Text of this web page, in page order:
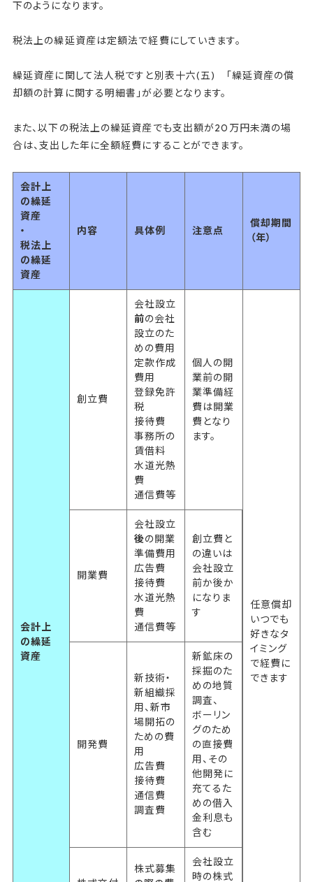
下のようになります。
税法上の繰延資産は定額法で経費にしていきます。
繰延資産に関して法人税ですと別表十六(五) 「繰延資産の償
却額の計算に関する明細書」が必要となります。
また、以下の税法上の繰延資産でも支出額が20万円未満の場
合は、支出した年に全額経費にすることができます。
会計上
の繰延
資産
・
税法上
の繰延
資産
内容 具体例 注意点
償却期間
（年）
会計上
の繰延
資産
創立費
会社設立
前の会社
設立のた
めの費用
定款作成
費用
登録免許
税
接待費
事務所の
賃借料
水道光熱
費
通信費等
個人の開
業前の開
業準備経
費は開業
費となり
ます。
任意償却
いつでも
好きなタ
イミング
で経費に
できます
開業費
会社設立
後の開業
準備費用
広告費
接待費
水道光熱
費
通信費等
創立費と
の違いは
会社設立
前か後か
になりま
す
開発費
新技術・
新組織採
用、新市
場開拓の
ための費
用
広告費
接待費
通信費
調査費
新鉱床の
採掘のた
めの地質
調査、
ボーリン
グのため
の直接費
用、その
他開発に
充てるた
めの借入
金利息も
含む
株式募集
会社設立
時の株式